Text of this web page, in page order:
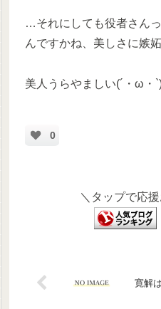
…それにしても役者さん
んですかね、美しさに嫉
美人うらやましい(´・ω
0
＼タップで応
寛解